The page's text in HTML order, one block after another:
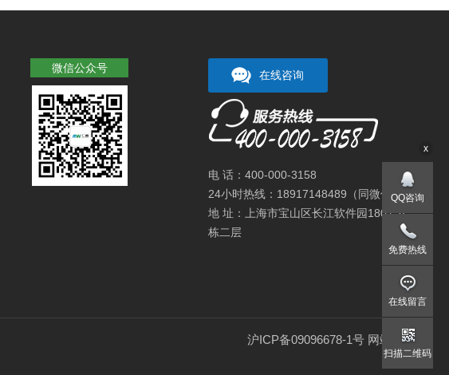
微信公众号
在线咨询
电 话：400-000-3158
24小时热线：18917148489（同微信）
地 址：上海市宝山区长江软件园180号A
栋二层
沪ICP备09096678-1号 网站地图
x
QQ咨询
免费热线
在线留言
扫描二维码